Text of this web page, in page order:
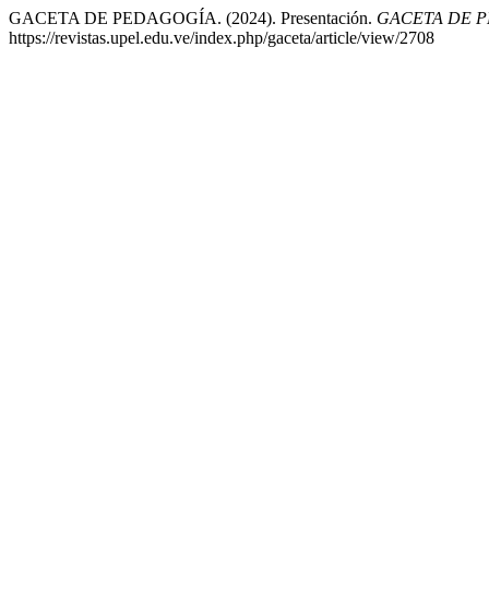
GACETA DE PEDAGOGÍA. (2024). Presentación. GACETA DE
https://revistas.upel.edu.ve/index.php/gaceta/article/view/2708